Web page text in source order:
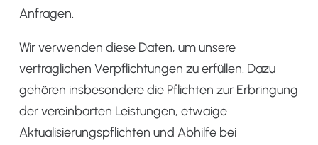
Anfragen.
Wir verwenden diese Daten, um unsere
vertraglichen Verpflichtungen zu erfüllen. Dazu
gehören insbesondere die Pflichten zur Erbringung
der vereinbarten Leistungen, etwaige
Aktualisierungspflichten und Abhilfe bei